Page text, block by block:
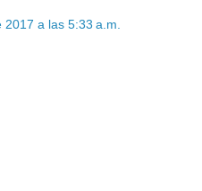
2017 a las 5:33 a.m.